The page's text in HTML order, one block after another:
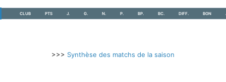
CLUB PTS J. G. N. P. BP. BC. DIFF. BON
>>> Synthèse des matchs de la saison